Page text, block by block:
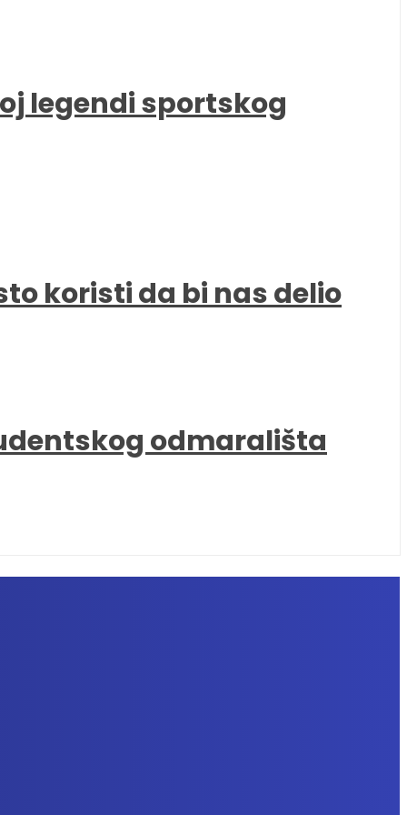
legendi sportskog
koristi da bi nas delio
odmarališta